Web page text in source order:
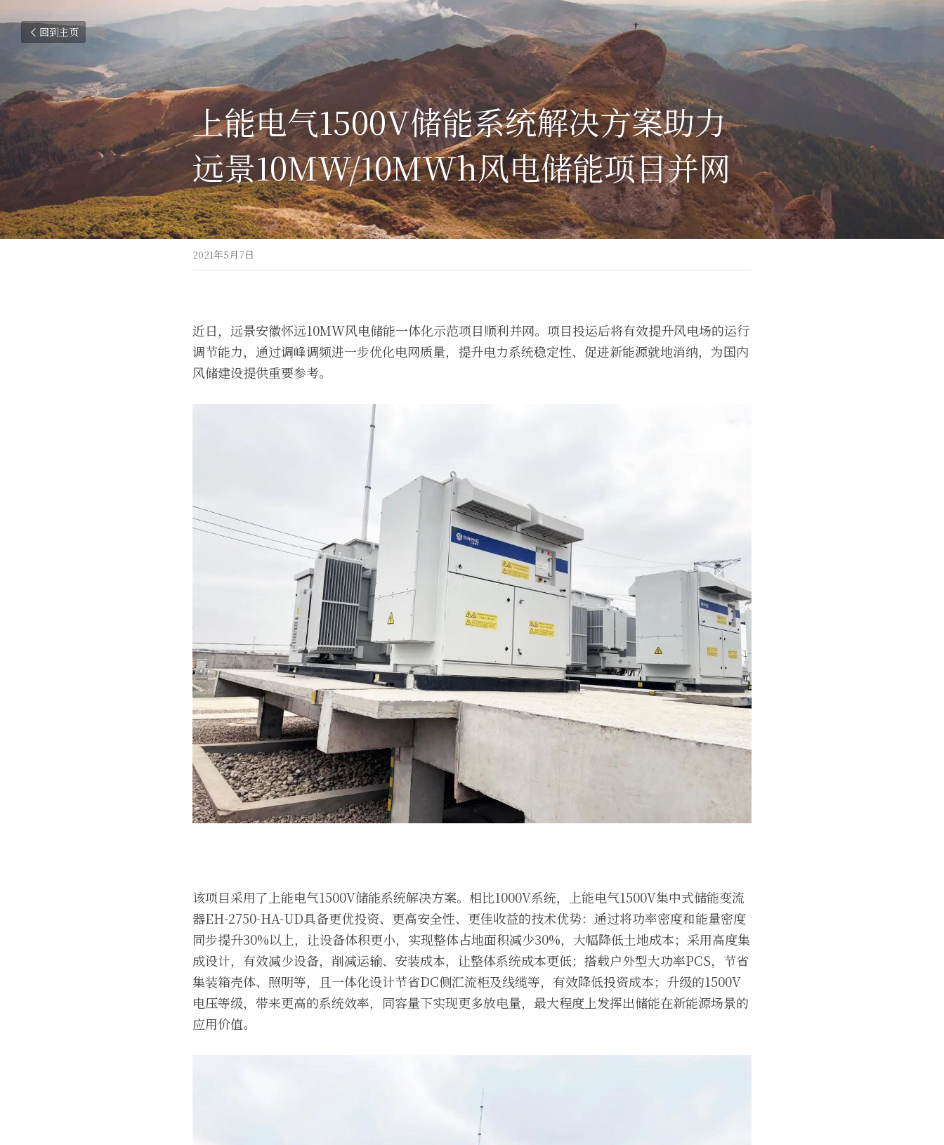
回到主页
上能电气1500V储能系统解决方案助力
远景10MW/10MWh风电储能项目并网
2021年5月7日
近日，远景安徽怀远10MW风电储能一体化示范项目顺利并网。项目投运后将有效提升风电场的运行
调节能力，通过调峰调频进一步优化电网质量，提升电力系统稳定性、促进新能源就地消纳，为国内
该项目采用了上能电气1500V储能系统解决方案。相比1000V系统，上能电气1500V集中式储能变流
器EH-2750-HA-UD具备更优投资、更高安全性、更佳收益的技术优势：通过将功率密度和能量密度
同步提升30%以上，让设备体积更小，实现整体占地面积减少30%，大幅降低土地成本；采用高度集
成设计，有效减少设备，削减运输、安装成本，让整体系统成本更低；搭载户外型大功率PCS，节省
集装箱壳体、照明等，且一体化设计节省DC侧汇流柜及线缆等，有效降低投资成本；升级的1500V
电压等级，带来更高的系统效率，同容量下实现更多放电量，最大程度上发挥出储能在新能源场景的